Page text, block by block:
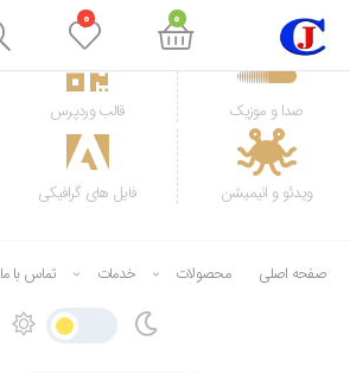
صدا و موزیک قالب وردپرس
ویدئو و انیمیشن فایل های گرافیکی
صفحه اصلی محصولات خدمات تماس با ما
0
0